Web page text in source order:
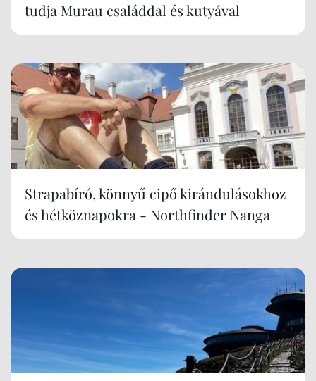
tudja Murau családdal és kutyával
Strapabíró, könnyű cipő kirándulásokhoz
és hétköznapokra - Northfinder Nanga